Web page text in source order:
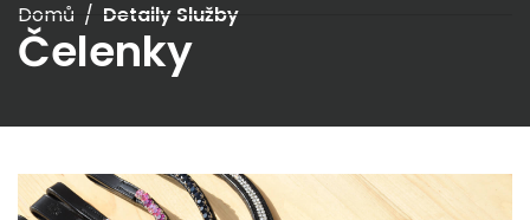
Domů Detaily Služby
Čelenky